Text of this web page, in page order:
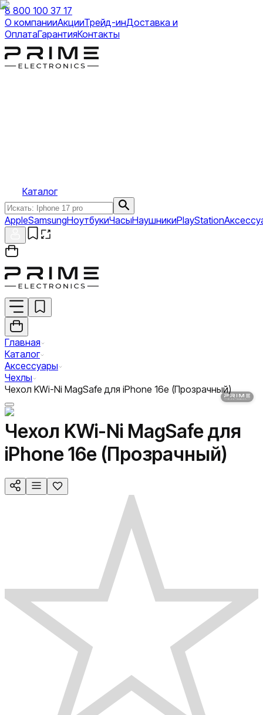
8 800 100 37 17
О компанииАкцииТрейд-инДоставка и
ОплатаГарантияКонтакты
Каталог
AppleSamsungНоутбукиЧасыНаушникиPlayStation
Главная
Каталог
Аксессуары
Чехлы
Чехол KWi-Ni MagSafe для iPhone 16e (Прозрачный)
Чехол KWi-Ni MagSafe для
iPhone 16e (Прозрачный)